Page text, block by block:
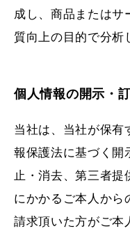
成し、商品またはサ
質向上の目的で分析
個人情報の開示・
当社は、当社が保有
報保護法に基づく開
止・消去、第三者提
にかかるご本人から
請求頂いた方がご本